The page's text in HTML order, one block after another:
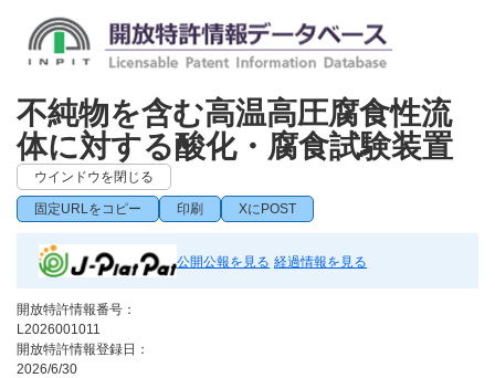
不純物を含む高温高圧腐食性流
体に対する酸化・腐食試験装置
ウインドウを閉じる
固定URLをコピー 印刷 XにPOST
公開公報を見る 経過情報を見る
開放特許情報番号：
L2026001011
開放特許情報登録日：
2026/6/30